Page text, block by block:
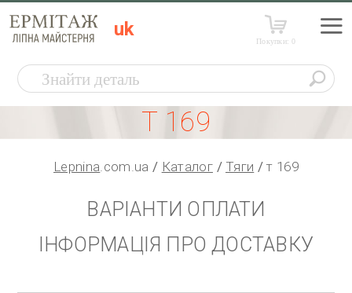
uk
Покупки:0
Т 169
Lepnina.com.ua Каталог Тяги т 169
ВАРІАНТИ ОПЛАТИ
ІНФОРМАЦІЯ ПРО ДОСТАВКУ